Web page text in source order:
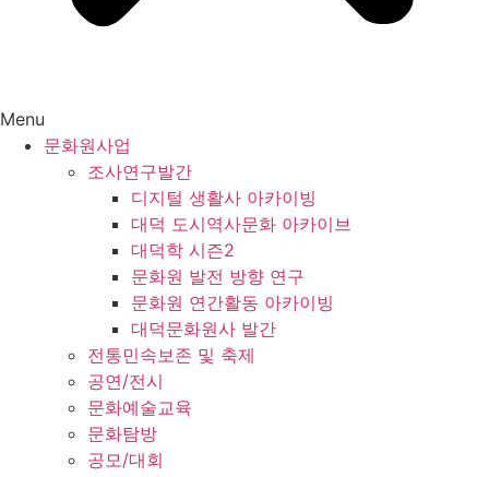
Menu
문화원사업
조사연구발간
디지털 생활사 아카이빙
대덕 도시역사문화 아카이브
대덕학 시즌2
문화원 발전 방향 연구
문화원 연간활동 아카이빙
대덕문화원사 발간
전통민속보존 및 축제
공연/전시
문화예술교육
문화탐방
공모/대회